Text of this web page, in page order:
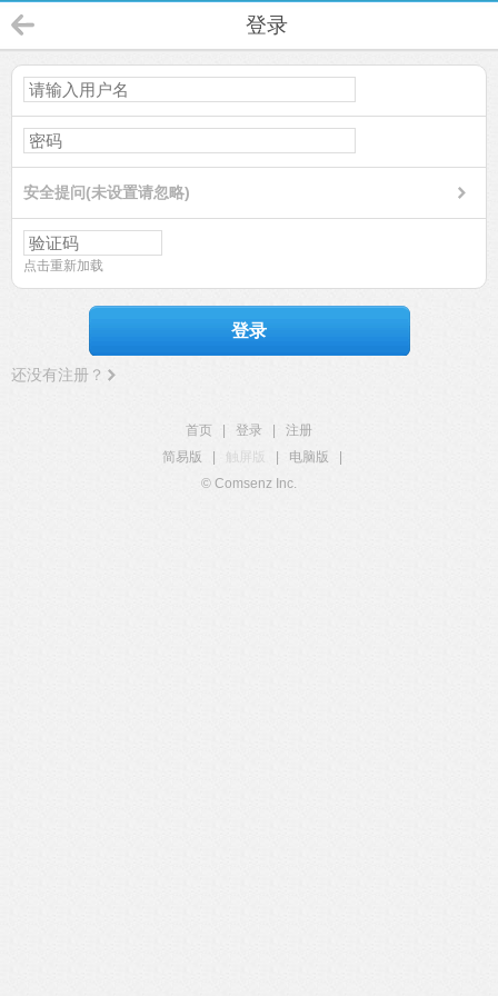
登录
安全提问(未设置请忽略)
点击重新加载
登录
还没有注册？
首页 登录
注册
简易版
触屏版 电脑版
© Comsenz Inc.